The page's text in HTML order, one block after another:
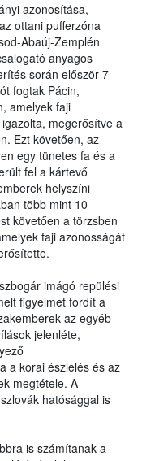
azonosítása,
ottani pufferzóna
Abaúj-Zemplén
anyagos
során először 7
fogtak Pácin,
amelyek faji
megerősítve a
Ezt követően, az
egy tünetes fa és a
fel a kártevő
helyszíni
több mint 10
követően a törzsben
faji azonosságát
imágó repülési
figyelmet fordít a
az egyéb
jelenléte,
a korai észlelés és az
megtétele. A
hatósággal is
is számítanak a